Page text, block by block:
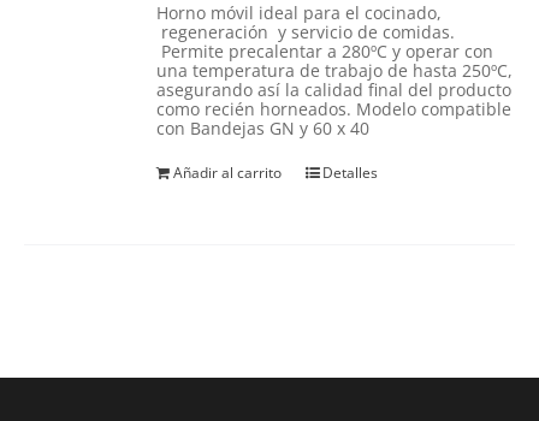
Horno móvil ideal para el cocinado,
regeneración y servicio de comidas.
Permite precalentar a 280ºC y operar con
una temperatura de trabajo de hasta 250ºC,
asegurando así la calidad final del producto
como recién horneados. Modelo compatible
con Bandejas GN y 60 x 40
Añadir al carrito Detalles